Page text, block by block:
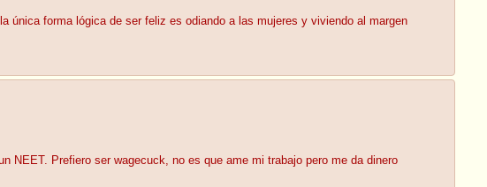
única forma lógica de ser feliz es odiando a las mujeres y viviendo al margen
NEET. Prefiero ser wagecuck, no es que ame mi trabajo pero me da dinero